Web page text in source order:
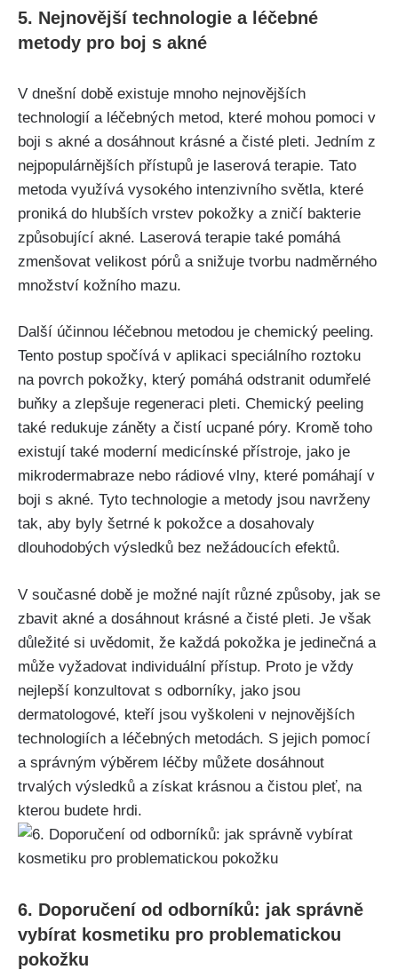
5.⁣ Nejnovější technologie⁤ a léčebné
metody pro boj s akné
V dnešní době existuje mnoho⁢ nejnovějších
technologií a léčebných metod, které mohou pomoci v
boji s akné a dosáhnout krásné a čisté pleti. Jedním z
nejpopulárnějších přístupů je laserová terapie. Tato
metoda využívá vysokého intenzivního světla, ‍které
proniká do hlubších vrstev pokožky a zničí bakterie
způsobující akné. Laserová terapie také pomáhá
zmenšovat velikost pórů a snižuje tvorbu⁢ nadměrného
množství kožního mazu.
Další účinnou léčebnou metodou je chemický peeling.
Tento postup spočívá v aplikaci speciálního roztoku
na povrch pokožky, který pomáhá odstranit ⁢odumřelé
buňky a zlepšuje ⁢regeneraci pleti. Chemický peeling
také redukuje záněty a čistí ucpané póry. Kromě toho
existují také moderní medicínské přístroje, jako je
mikrodermabraze nebo rádiové ‌vlny, které pomáhají v
boji s akné. Tyto technologie a ​metody jsou navrženy
tak, aby byly šetrné k pokožce a dosahovaly
dlouhodobých výsledků bez nežádoucích ​efektů.
V současné době je možné najít různé způsoby, jak se
zbavit akné a dosáhnout krásné a čisté pleti. Je však
důležité si uvědomit, že každá pokožka je jedinečná a
může vyžadovat individuální přístup. Proto je⁣ vždy
nejlepší⁤ konzultovat s odborníky, jako jsou
dermatologové, kteří jsou vyškoleni v nejnovějších
technologiích a léčebných metodách. S ‌jejich pomocí
a správným výběrem léčby můžete dosáhnout‍
trvalých výsledků⁢ a získat krásnou a čistou pleť, na
kterou budete⁣ hrdi.
6. Doporučení od odborníků: jak‍ správně
vybírat kosmetiku pro problematickou
pokožku